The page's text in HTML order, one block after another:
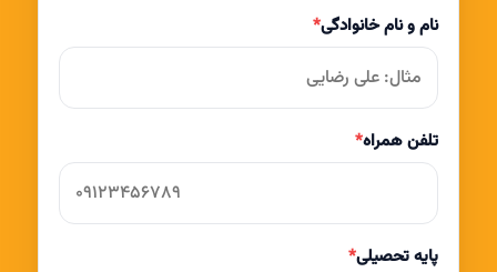
نام و نام خانوادگی*
تلفن همراه*
پایه تحصیلی*